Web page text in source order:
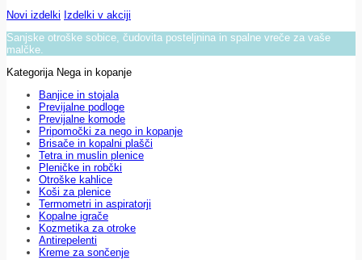
Novi izdelki Izdelki v akciji
Sanjske otroške sobice, čudovita posteljnina in spalne vreče za vaše
malčke.
Kategorija Nega in kopanje
Banjice in stojala
Previjalne podloge
Previjalne komode
Pripomočki za nego in kopanje
Brisače in kopalni plašči
Tetra in muslin plenice
Pleničke in robčki
Otroške kahlice
Koši za plenice
Termometri in aspiratorji
Kopalne igrače
Kozmetika za otroke
Antirepelenti
Kreme za sončenje